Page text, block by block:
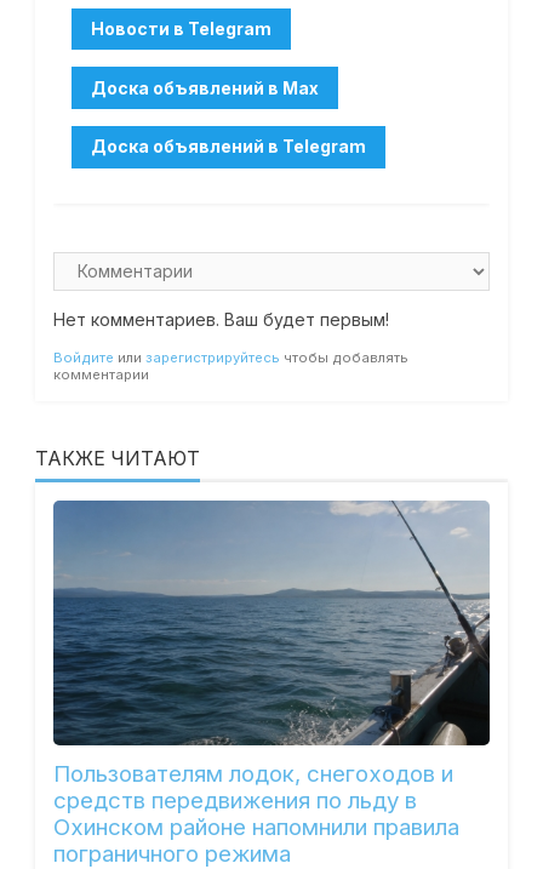
Нет комментариев. Ваш будет первым!
Войдите или зарегистрируйтесь чтобы добавлять
комментарии
ТАКЖЕ ЧИТАЮТ
Пользователям лодок, снегоходов и
средств передвижения по льду в
Охинском районе напомнили правила
пограничного режима